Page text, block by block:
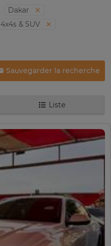
Dakar
4x4s & SUV
Sauvegarder la recherche
Liste